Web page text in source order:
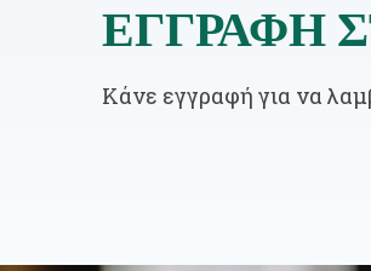
ΕΓΓΡΑΦΗ
Κάνε εγγραφή για να